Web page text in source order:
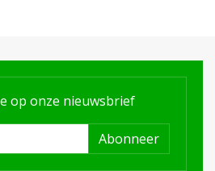
op onze nieuwsbrief
Abonneer